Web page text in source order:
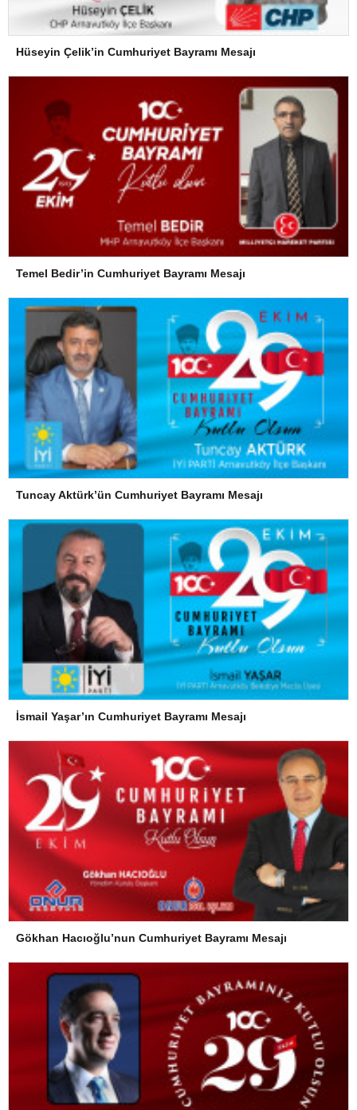
Hüseyin Çelik’in Cumhuriyet Bayramı Mesajı
Temel Bedir’in Cumhuriyet Bayramı Mesajı
Tuncay Aktürk’ün Cumhuriyet Bayramı Mesajı
İsmail Yaşar’ın Cumhuriyet Bayramı Mesajı
Gökhan Hacıoğlu’nun Cumhuriyet Bayramı Mesajı